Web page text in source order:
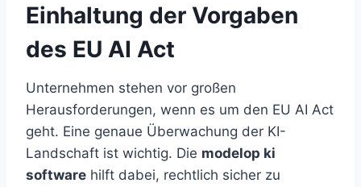
Einhaltung der Vorgaben
des EU AI Act
Unternehmen stehen vor großen
Herausforderungen, wenn es um den EU AI Act
geht. Eine genaue Überwachung der KI-
Landschaft ist wichtig. Die modelop ki
software hilft dabei, rechtlich sicher zu